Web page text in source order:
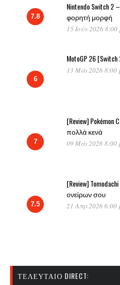
7.8
Nintendo Switch 2
φορητή μορφή
15 Ιούν 2026 8:00
6
MotoGP 26 [Switch
13 Μάι 2026 8:00
7
[Review] Pokémon
πολλά κενά
09 Μάι 2026 8:00
7.5
[Review]
ονείρων σου
21 Απρ 2026 6:00
ΤΕΛΕΥΤΑΊΟ DIRECT: